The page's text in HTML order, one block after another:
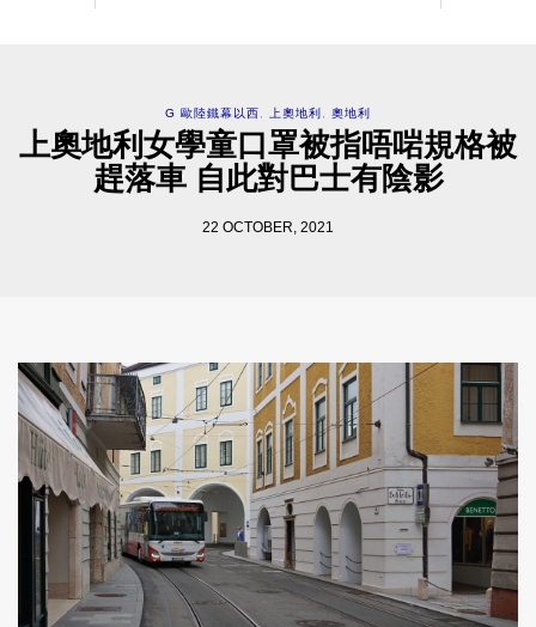
G 歐陸鐵幕以西 上奧地利 奧地利
上奧地利女學童口罩被指唔啱規格被
趕落車 自此對巴士有陰影
22 OCTOBER, 2021